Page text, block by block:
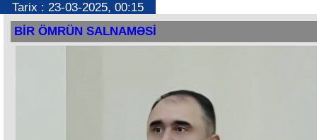
Tarix : 23-03-2025, 00:15
BİR ÖMRÜN SALNAMƏSİ